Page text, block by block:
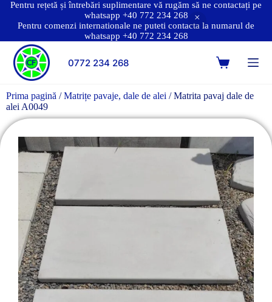
Pentru rețetă și întrebări suplimentare vă rugăm să ne contactați pe
whatsapp +40 772 234 268
Pentru comenzi internationale ne puteti contacta la numarul de
whatsapp +40 772 234 268
0772 234 268
Prima pagină /Matrițe pavaje, dale de alei / Matrita pavaj dale de
alei A0049